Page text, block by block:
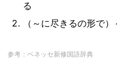
る
（～に尽きるの形で
参考：ベネッセ新修国語辞典